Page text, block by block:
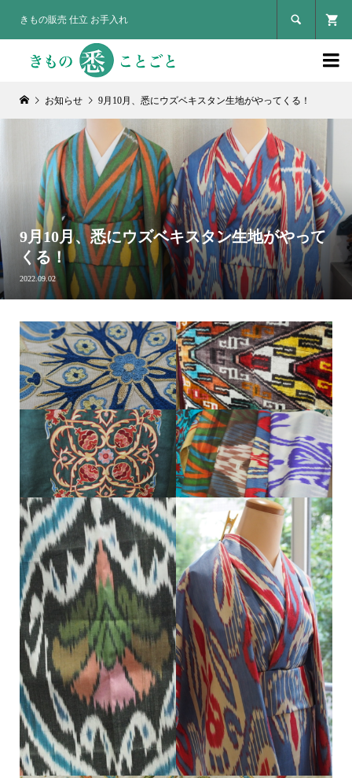
きもの販売 仕立 お手入れ 

お知らせ 9月10月、悉にウズベキスタン生地がやってくる！
9月10月、悉にウズベキスタン生地がやって
くる！
2022.09.02